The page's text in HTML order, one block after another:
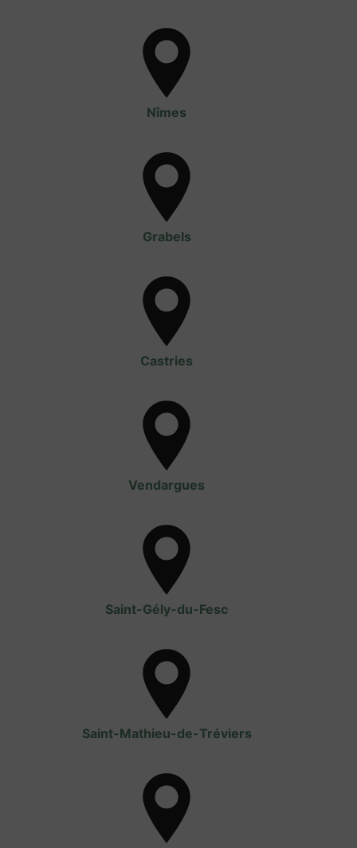
Nîmes
Grabels
Castries
Vendargues
Saint-Gély-du-Fesc
Saint-Mathieu-de-Tréviers